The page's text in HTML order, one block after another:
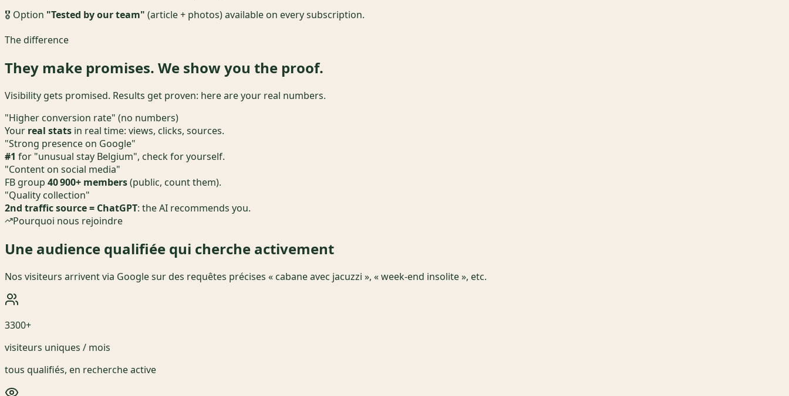
🎖️ Option "Tested by our team" (article + photos) available on every subscription.
The difference
They make promises. We show you the proof.
Visibility gets promised. Results get proven: here are your real numbers.
"Higher conversion rate" (no numbers)
Your real stats in real time: views, clicks, sources.
"Strong presence on Google"
#1 for "unusual stay Belgium", check for yourself.
"Content on social media"
FB group 40 900+ members(public, count them).
"Quality collection"
2nd traffic source = ChatGPT: the AI recommends you.
Pourquoi nous rejoindre
Une audience qualifiée qui cherche activement
Nos visiteurs arrivent via Google sur des requêtes précises « cabane avec jacuzzi », « week-end insolite », etc.
3300+
visiteurs uniques / mois
tous qualifiés, en recherche active